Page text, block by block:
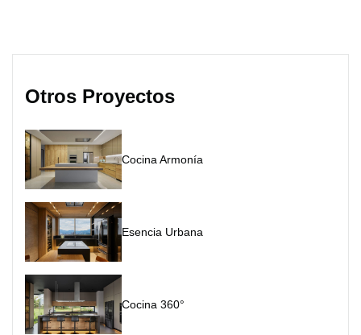
Otros Proyectos
Cocina Armonía
Esencia Urbana
Cocina 360°